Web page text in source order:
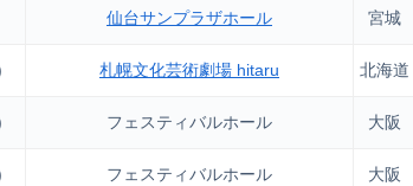
仙台サンプラザホール 宮城
札幌文化芸術劇場 hitaru 北海道
フェスティバルホール 大阪
フェスティバルホール 大阪